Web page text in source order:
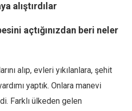
alıştırdılar
açtığınızdan beri neler
alıp, evleri yıkılanlara, şehit
yaptık. Onlara manevi
Farklı ülkeden gelen